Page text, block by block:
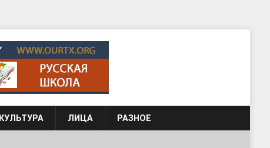
КУЛЬТУРА ЛИЦА РАЗНОЕ